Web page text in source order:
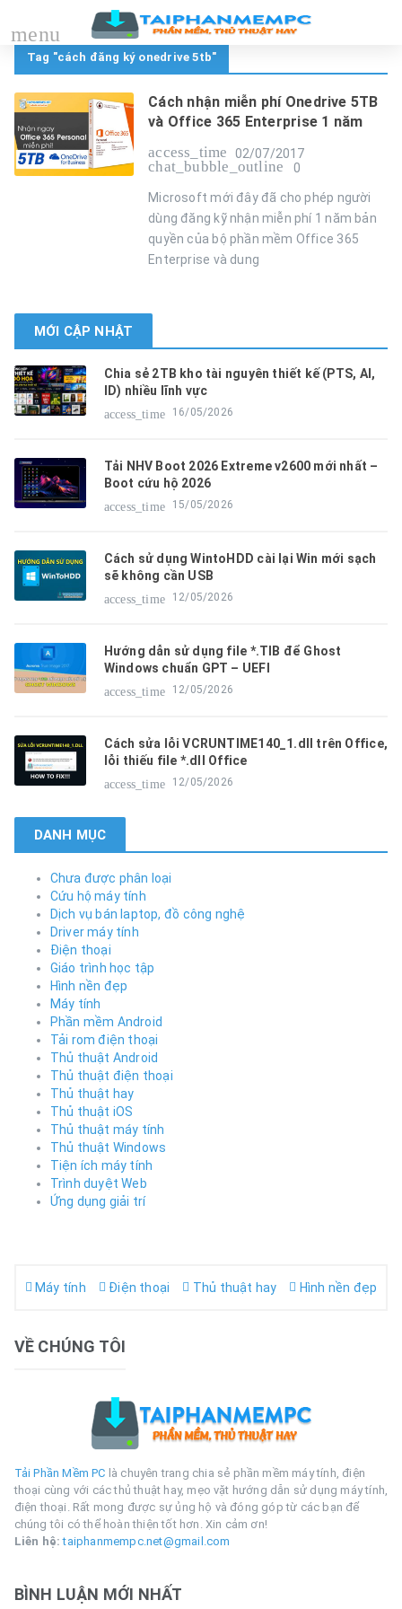
Tag "cách đăng ký onedrive 5tb"
Cách nhận miễn phí Onedrive 5TB
và Office 365 Enterprise 1 năm
access_time
02/07/2017
chat_bubble_outline 0
Microsoft mới đây đã cho phép người
dùng đăng kỹ nhận miễn phí 1 năm bản
quyền của bộ phần mềm Office 365
Enterprise và dung
MỚI CẬP NHẬT
Chia sẻ 2TB kho tài nguyên thiết kế (PTS, AI,
ID) nhiều lĩnh vực
access_time
16/05/2026
Tải NHV Boot 2026 Extreme v2600 mới nhất –
Boot cứu hộ 2026
access_time
15/05/2026
Cách sử dụng WintoHDD cài lại Win mới sạch
sẽ không cần USB
access_time
12/05/2026
Hướng dẫn sử dụng file *.TIB để Ghost
Windows chuẩn GPT – UEFI
access_time
12/05/2026
Cách sửa lỗi VCRUNTIME140_1.dll trên Office,
lỗi thiếu file *.dll Office
access_time
12/05/2026
DANH MỤC
Chưa được phân loại
Cứu hộ máy tính
Dịch vụ bán laptop, đồ công nghệ
Driver máy tính
Điện thoại
Giáo trình học tập
Hình nền đẹp
Máy tính
Phần mềm Android
Tải rom điện thoại
Thủ thuật Android
Thủ thuật điện thoại
Thủ thuật hay
Thủ thuật iOS
Thủ thuật máy tính
Thủ thuật Windows
Tiện ích máy tính
Trình duyệt Web
Ứng dụng giải trí
Máy tính Điện thoại Thủ thuật hay Hình nền đẹp
VỀ CHÚNG TÔI
Tải Phần Mềm PC là chuyên trang chia sẻ phần mềm máy tính, điện
thoại cùng với các thủ thuật hay, mẹo vặt hướng dẫn sử dụng máy tính,
điện thoại. Rất mong được sự ủng hộ và đóng góp từ các bạn để
chúng tôi có thể hoàn thiện tốt hơn. Xin cảm ơn!
Liên hệ: taiphanmempc.net@gmail.com
BÌNH LUẬN MỚI NHẤT
menu